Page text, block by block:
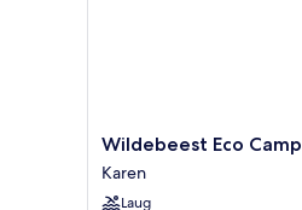
Wildebeest
Eco
Camp
Wildebeest Eco Camp
Karen
Laug